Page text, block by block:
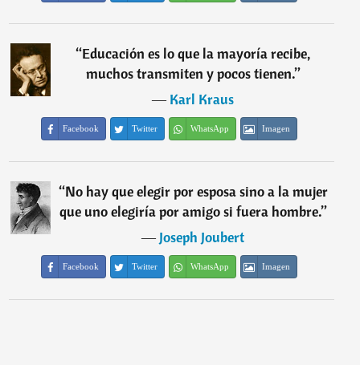
“Educación es lo que la mayoría recibe,
muchos transmiten y pocos tienen.”
―Karl Kraus
Facebook Twitter WhatsApp Imagen
“No hay que elegir por esposa sino a la mujer
que uno elegiría por amigo si fuera hombre.”
―Joseph Joubert
Facebook Twitter WhatsApp Imagen